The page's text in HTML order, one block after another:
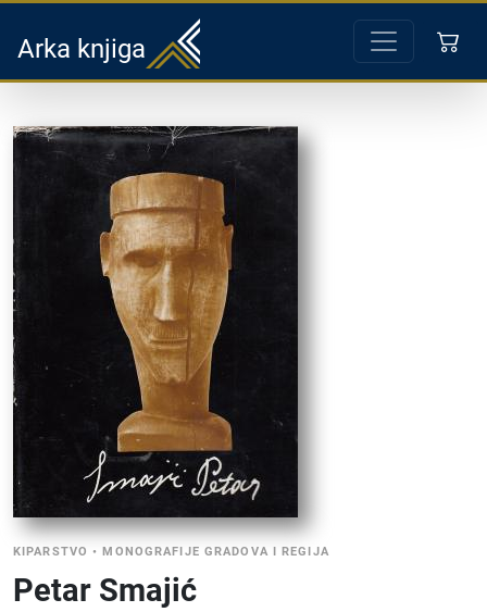
Arka knjiga
KIPARSTVO •MONOGRAFIJE GRADOVA I REGIJA
Petar Smajić